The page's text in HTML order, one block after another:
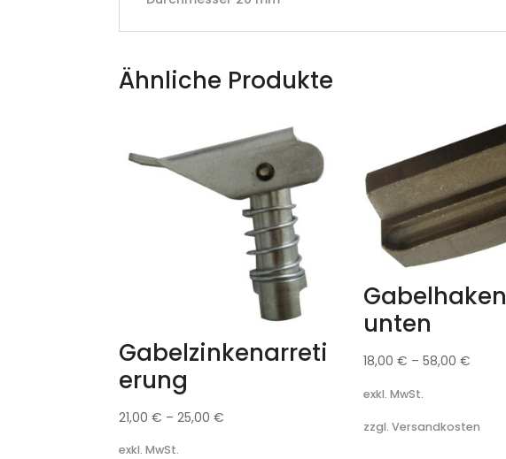
Ähnliche Produkte
Gabelzinkenarreti
erung
21,00€ –25,00€
exkl. MwSt.
Gabelhaken
unten
18,00€ –58,00€
exkl. MwSt.
zzgl. Versandkosten